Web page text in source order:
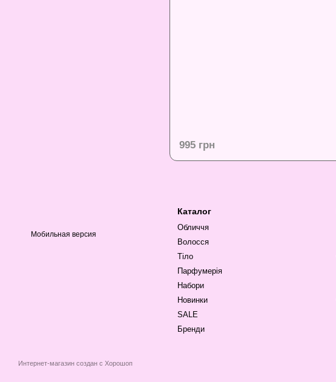
995 грн
Мобильная версия
Интернет-магазин создан с Хорошоп
Каталог
Обличчя
Волосся
Тіло
Парфумерія
Набори
Новинки
SALE
Бренди